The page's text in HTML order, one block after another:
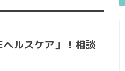
ルスケア」！相談